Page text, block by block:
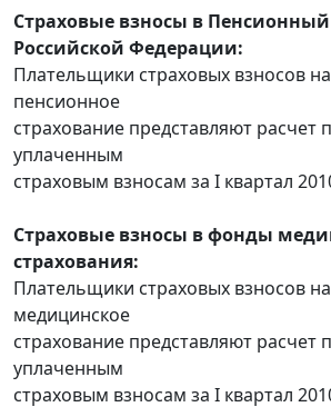
Страховые взносы в
Российской Федерации:
Плательщики страховых взносов
пенсионное
страхование представляют
уплаченным
страховым взносам за I квартал
Страховые взносы в фонды
страхования:
Плательщики страховых взносов
медицинское
страхование представляют
уплаченным
страховым взносам за I квартал